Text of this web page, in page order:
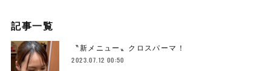
記事一覧
〝新メニュー〟クロスパーマ！
2023.07.12 00:50